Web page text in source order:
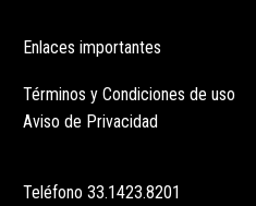
Enlaces importantes
Términos y Condiciones de uso
Aviso de Privacidad
Teléfono 33.1423.8201